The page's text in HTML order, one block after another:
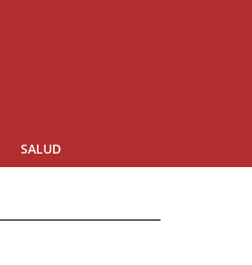
SALUD